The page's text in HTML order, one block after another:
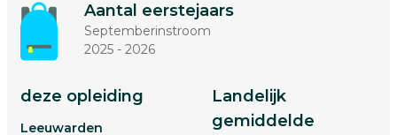
Aantal eerstejaars
Septemberinstroom
2025 - 2026
deze opleiding
Leeuwarden
Landelijk
gemiddelde